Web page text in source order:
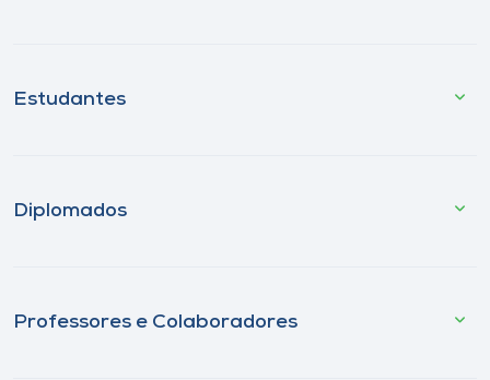
Estudantes
Diplomados
Professores e Colaboradores